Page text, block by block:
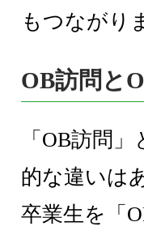
もつながり
OB訪問と
「OB訪問
的な違いは
卒業生を「